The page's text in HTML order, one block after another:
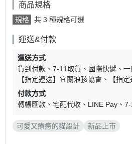
商品規格
規格 共 3 種規格可選
運送&付款
運送方式
貨到付款
7-11取貨 國際快遞
一
【指定運送】宜蘭浪孩協會
【指
付款方式
轉帳匯款
宅配代收 LINE Pay
可愛又療癒的貓設計 新品上市